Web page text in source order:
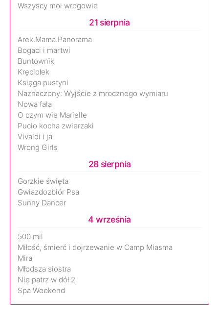
Wszyscy moi wrogowie
21 sierpnia
Arek.Mama.Panorama
Bogaci i martwi
Buntownik
Kręciołek
Księga pustyni
Naznaczony: Wyjście z mrocznego wymiaru
Nowa fala
O czym wie Marielle
Pucio kocha zwierzaki
Vivaldi i ja
Wrong Girls
28 sierpnia
Gorzkie święta
Gwiazdozbiór Psa
Sunny Dancer
4 września
500 mil
Miłość, śmierć i dojrzewanie w Camp Miasma
Mira
Młodsza siostra
Nie patrz w dół 2
Spa Weekend